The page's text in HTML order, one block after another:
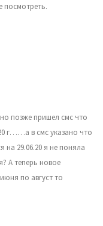
посмотреть.
позже пришел смс что
г……а в смс указано что
на 29.06.20 я не поняла
А теперь новое
по август то